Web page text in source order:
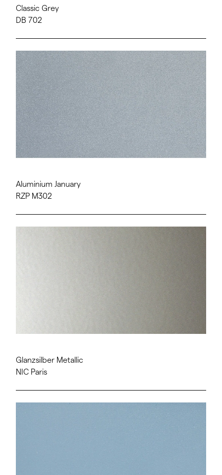
Classic Grey
DB 702
Aluminium January
RZP M302
Glanzsilber Metallic
NIC Paris